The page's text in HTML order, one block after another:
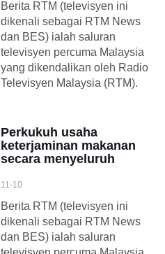
Berita RTM (televisyen ini
dikenali sebagai RTM News
dan BES) ialah saluran
televisyen percuma Malaysia
yang dikendalikan oleh Radio
Televisyen Malaysia (RTM).
Perkukuh usaha
keterjaminan makanan
secara menyeluruh
11-10
Berita RTM (televisyen ini
dikenali sebagai RTM News
dan BES) ialah saluran